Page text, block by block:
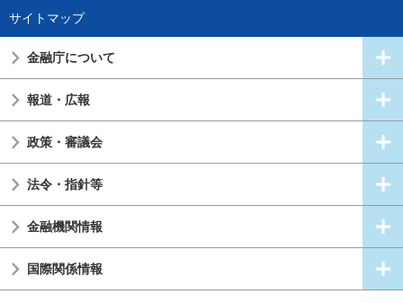
サイトマップ
金融庁について
報道・広報
政策・審議会
法令・指針等
金融機関情報
国際関係情報